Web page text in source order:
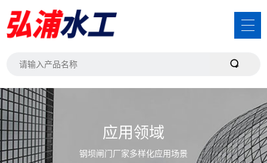
应用领域
钢坝闸门厂家多样化应用场景